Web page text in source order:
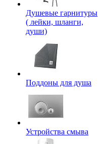
Душевые гарнитуры
( лейки, шланги,
души)
Поддоны для душа
Устройства смыва